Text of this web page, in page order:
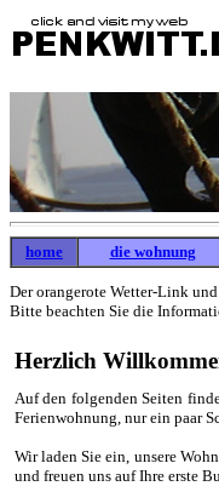
home die wohnung
Der orangerote Wetter-Link
Bitte beachten Sie die
Herzlich
Auf den folgenden Seiten
Ferienwohnung, nur ein paar
Wir laden Sie ein, unsere
und freuen uns auf Ihre erste